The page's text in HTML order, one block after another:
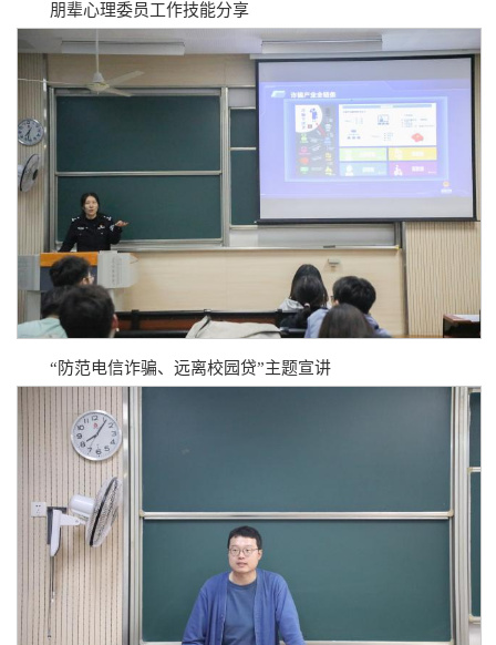
朋辈心理委员工作技能分享
“防范电信诈骗、远离校园贷”主题宣讲